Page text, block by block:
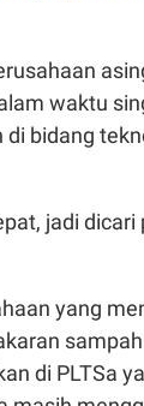
waktu
bidang
jadi
yang
di PLTSa